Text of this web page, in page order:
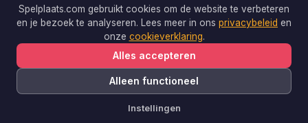
WIJ VERGELIJKEN BIJ
Bol.com, Spellenrijk, Boardgameshop.nl
Copyright © 2026 Spelplaats.com. Alle rechten voorbehouden.
Spelplaats.com gebruikt cookies om de website te verbeteren
en je bezoek te analyseren. Lees meer in ons privacybeleid en
onze cookieverklaring.
Alles accepteren
Alleen functioneel
Instellingen